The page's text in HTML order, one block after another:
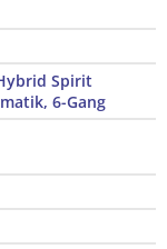
Spirit
6-Gang